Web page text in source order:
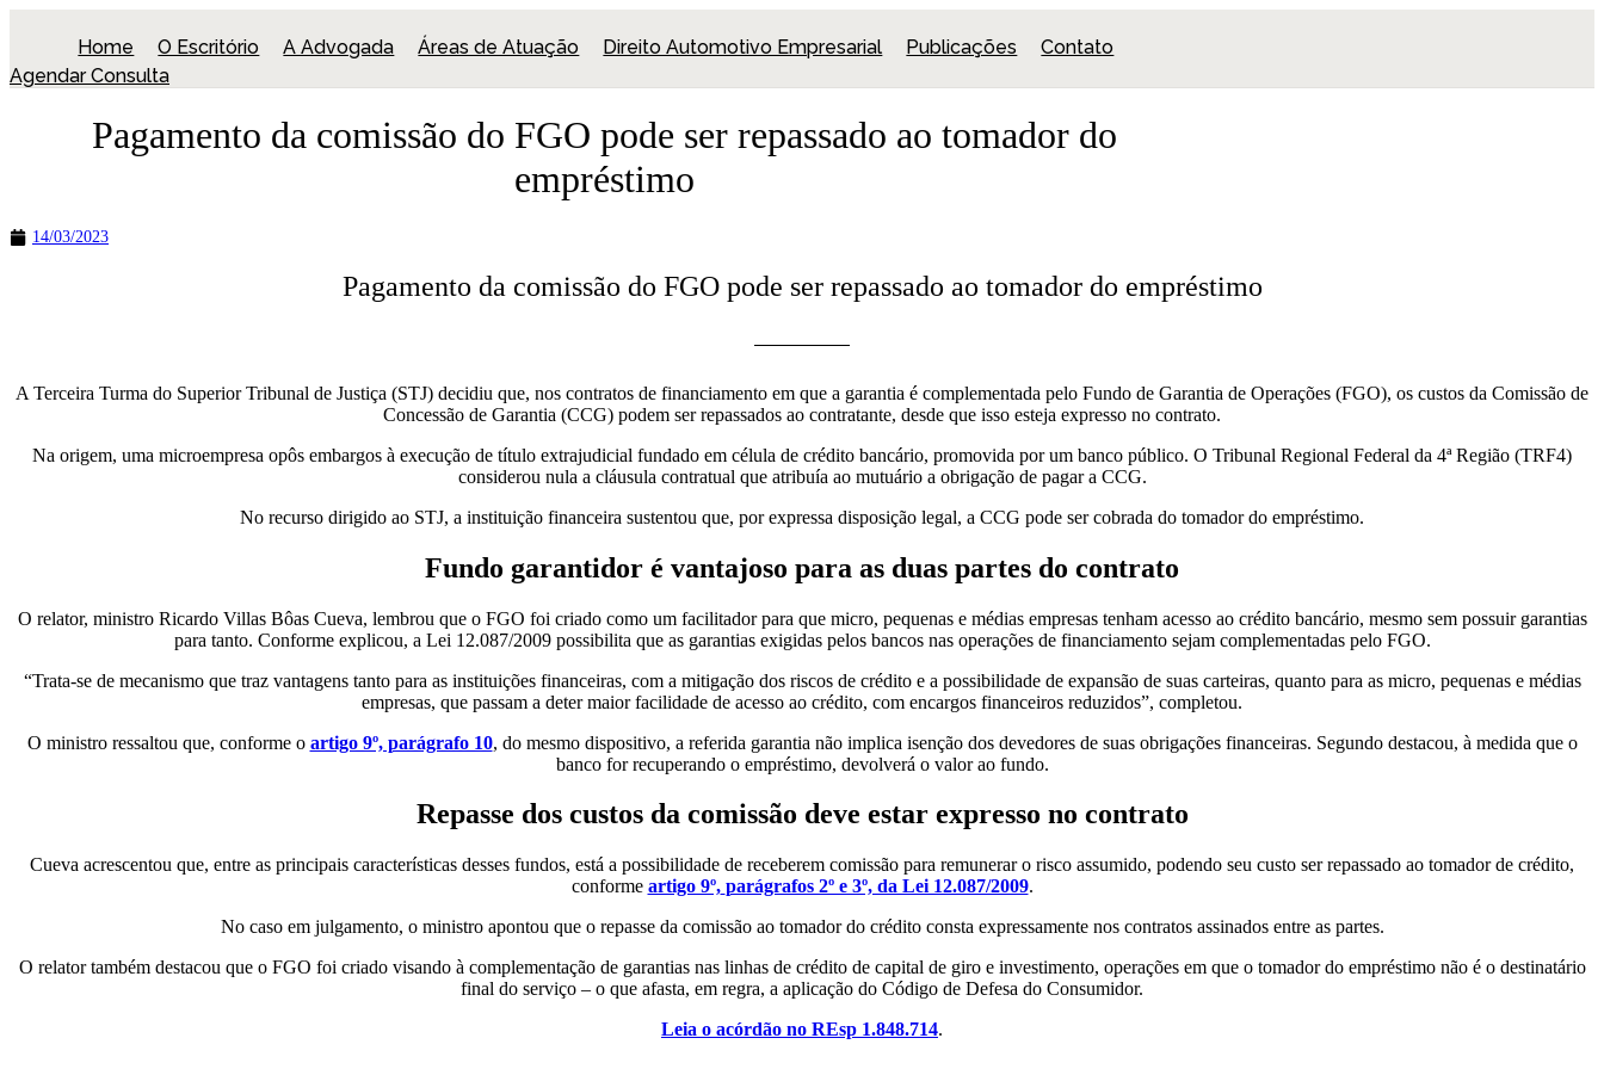
conteúdo
Home O Escritório A Advogada Áreas de Atuação Direito Automotivo Empresarial Publicações
Contato
Agendar Consulta
Pagamento da comissão do FGO pode ser repassado ao tomador do
empréstimo
14/03/2023
Pagamento da comissão do FGO pode ser repassado ao tomador do empréstimo
A Terceira Turma do Superior Tribunal de Justiça (STJ) decidiu que, nos contratos de financiamento em que a garantia é complementada pelo Fundo de Garantia de Operações (FGO), os custos da Comissão de
Concessão de Garantia (CCG) podem ser repassados ao contratante, desde que isso esteja expresso no contrato.
Na origem, uma microempresa opôs embargos à execução de título extrajudicial fundado em célula de crédito bancário, promovida por um banco público. O Tribunal Regional Federal da 4ª Região (TRF4)
considerou nula a cláusula contratual que atribuía ao mutuário a obrigação de pagar a CCG.
No recurso dirigido ao STJ, a instituição financeira sustentou que, por expressa disposição legal, a CCG pode ser cobrada do tomador do empréstimo.
Fundo garantidor é vantajoso para as duas partes do contrato
O relator, ministro Ricardo Villas Bôas Cueva, lembrou que o FGO foi criado como um facilitador para que micro, pequenas e médias empresas tenham acesso ao crédito bancário, mesmo sem possuir garantias
para tanto. Conforme explicou, a Lei 12.087/2009 possibilita que as garantias exigidas pelos bancos nas operações de financiamento sejam complementadas pelo FGO.
“Trata-se de mecanismo que traz vantagens tanto para as instituições financeiras, com a mitigação dos riscos de crédito e a possibilidade de expansão de suas carteiras, quanto para as micro, pequenas e médias
empresas, que passam a deter maior facilidade de acesso ao crédito, com encargos financeiros reduzidos”, completou.
O ministro ressaltou que, conforme o artigo 9º, parágrafo 10, do mesmo dispositivo, a referida garantia não implica isenção dos devedores de suas obrigações financeiras. Segundo destacou, à medida que o
banco for recuperando o empréstimo, devolverá o valor ao fundo.
Repasse dos custos da comissão deve estar expresso no contrato
Cueva acrescentou que, entre as principais características desses fundos, está a possibilidade de receberem comissão para remunerar o risco assumido, podendo seu custo ser repassado ao tomador de crédito,
conforme artigo 9º, parágrafos 2º e 3º, da Lei 12.087/2009.
No caso em julgamento, o ministro apontou que o repasse da comissão ao tomador do crédito consta expressamente nos contratos assinados entre as partes.
O relator também destacou que o FGO foi criado visando à complementação de garantias nas linhas de crédito de capital de giro e investimento, operações em que o tomador do empréstimo não é o destinatário
final do serviço – o que afasta, em regra, a aplicação do Código de Defesa do Consumidor.
Leia o acórdão no REsp 1.848.714.